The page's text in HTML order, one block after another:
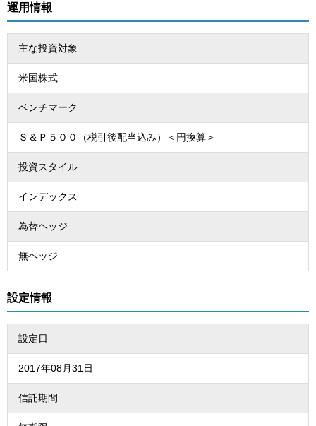
運用情報
主な投資対象
米国株式
ベンチマーク
Ｓ＆Ｐ５００（税引後配当込み）＜円換算＞
投資スタイル
インデックス
為替ヘッジ
無ヘッジ
設定情報
設定日
2017年08月31日
信託期間